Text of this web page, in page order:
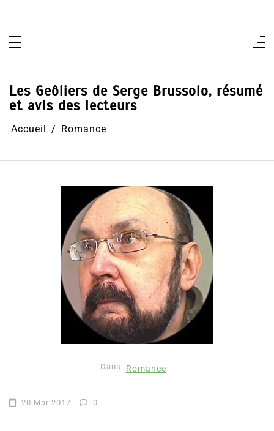
Les Geôliers de Serge Brussolo, résumé
et avis des lecteurs
Accueil Romance
Dans Romance
20 Mar 2017 0